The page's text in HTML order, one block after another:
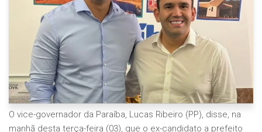
O vice-governador da Paraíba, Lucas Ribeiro (PP), disse, na
manhã desta terça-feira (03), que o ex-candidato a prefeito